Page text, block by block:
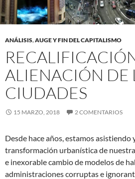
ANÁLISIS,AUGE Y FIN DEL CAPITALISMO
ALIENACIÓN DE
CIUDADES
15 MARZO, 2018 2 COMENTARIOS
Desde hace años, estamos asistiendo
transformación urbanística de
e inexorable cambio de modelos de
administraciones corruptas e